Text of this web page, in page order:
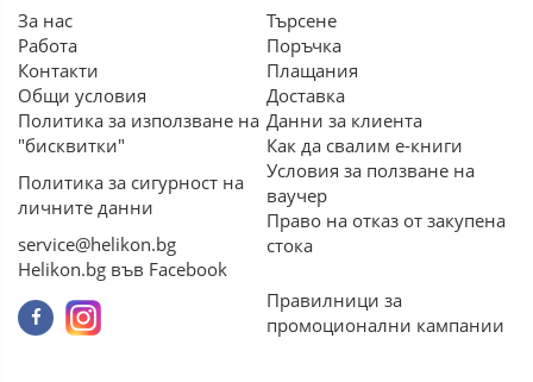
За нас
Работа
Контакти
Общи условия
Политика за използване на
"бисквитки"
Политика за сигурност на
личните данни
service@helikon.bg
Helikon.bg във Facebook
Търсене
Поръчка
Плащания
Доставка
Данни за клиента
Как да свалим е-книги
Условия за ползване на
ваучер
Право на отказ от закупена
стока
Правилници за
промоционални кампании